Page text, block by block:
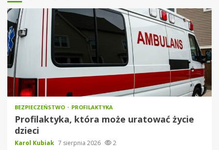
BEZPIECZEŃSTWO PROFILAKTYKA
Profilaktyka, która może uratować życie
dzieci
Karol Kubiak 7 sierpnia 2026 2